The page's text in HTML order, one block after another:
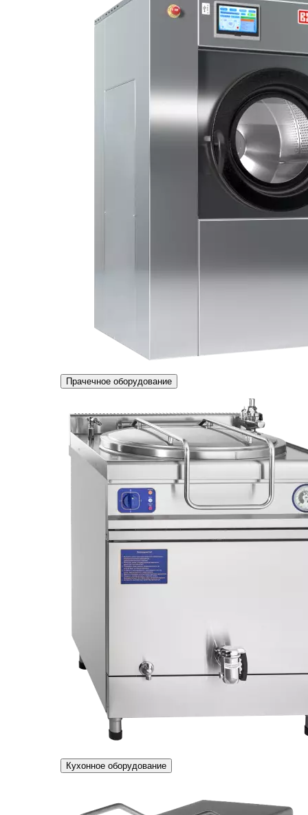
Прачечное оборудование
Кухонное оборудование